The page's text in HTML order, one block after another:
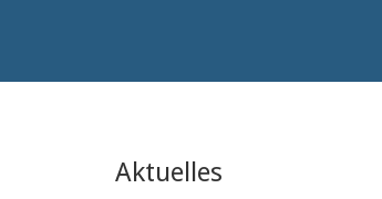
Aktuelles